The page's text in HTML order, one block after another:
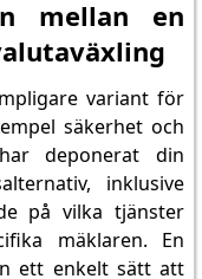
mellan en
variant för
säkerhet och
deponerat din
inklusive
på vilka tjänster
mäklaren. En
ett enkelt sätt att